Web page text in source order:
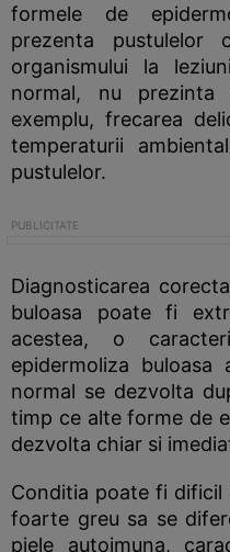
formele de
prezenta
organismului la
normal, nu
exemplu, frecarea
temperaturii
pustulelor.
Diagnosticarea
buloasa poate fi
acestea, o
epidermoliza
normal se dezvolta
timp ce alte forme de
dezvolta chiar si
Conditia poate fi dificil
foarte greu sa se
piele autoimuna,